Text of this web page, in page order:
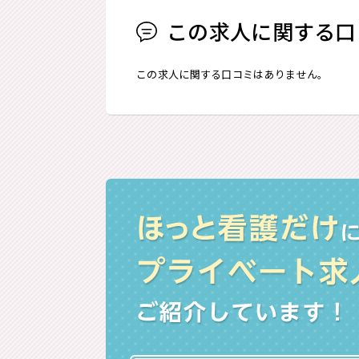
この求人に関する
この求人に関する口コミはありません。